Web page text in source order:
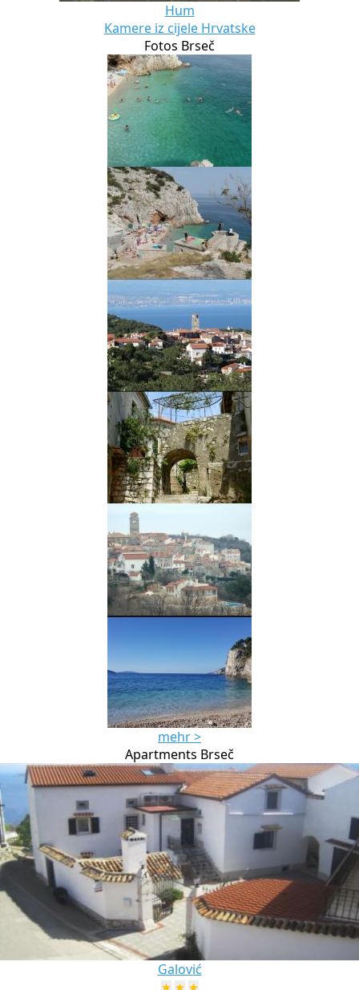
Hum
Kamere iz cijele Hrvatske
Fotos Brseč
mehr >
Apartments Brseč
Galović